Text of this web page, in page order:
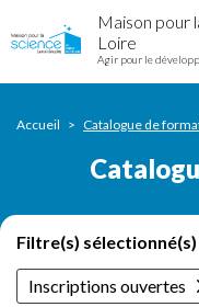
des
formations
au
contenu
Maison pour
Loire
Agir pour le
Accueil Catalogue de
Filtre(s) sélectionné(s)
Inscriptions ouvertes